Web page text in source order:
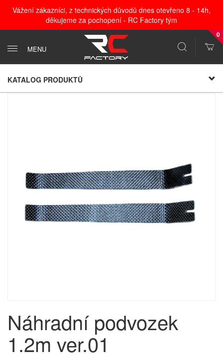
Vážení zákazníci, z technických důvodů dnes otevřeno 8 - 14h,
děkujeme za pochopení - RC Factory tým
MENU
0
KATALOG PRODUKTŮ
Náhradní podvozek
1.2m ver.01